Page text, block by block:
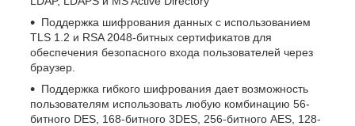
Поддержка шифрования данных с использованием
TLS 1.2 и RSA 2048-битных сертификатов для
обеспечения безопасного входа пользователей через
браузер.
Поддержка гибкого шифрования дает возможность
пользователям использовать любую комбинацию 56-
битного DES, 168-битного 3DES, 256-битного AES, 128-